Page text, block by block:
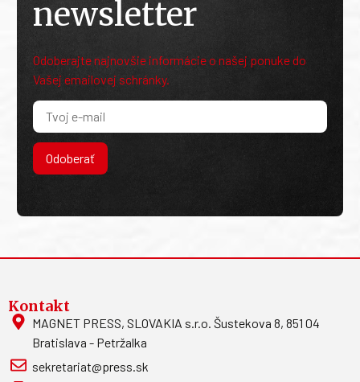
newsletter
Odoberajte najnovšie informácie o našej ponuke do
Vašej emailovej schránky.
Odoberať
Kontakt
MAGNET PRESS, SLOVAKIA s.r.o. Šustekova 8, 851 04
Bratislava - Petržalka
sekretariat@press.sk